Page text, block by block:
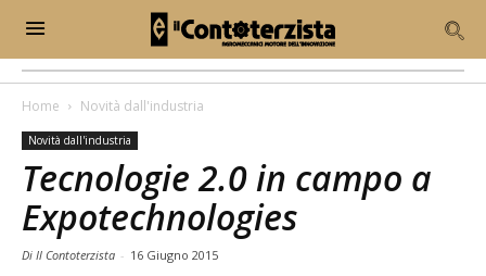
Home Novità dall'industria
Novità dall'industria
Tecnologie 2.0 in campo a
Expotechnologies
Di Il Contoterzista - 16 Giugno 2015